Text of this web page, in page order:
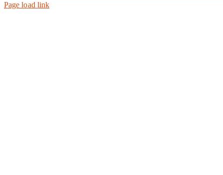
Page load link